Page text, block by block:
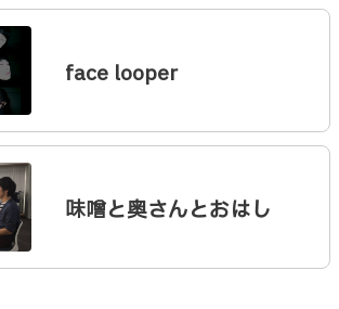
face looper
味噌と奥さんとおはし